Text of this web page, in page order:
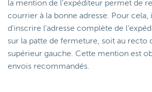
la mention de l'expéditeur permet de
courrier à la bonne adresse. Pour cela,
d'inscrire l'adresse complète de
sur la patte de fermeture, soit au recto
supérieur gauche. Cette mention est
envois recommandés.